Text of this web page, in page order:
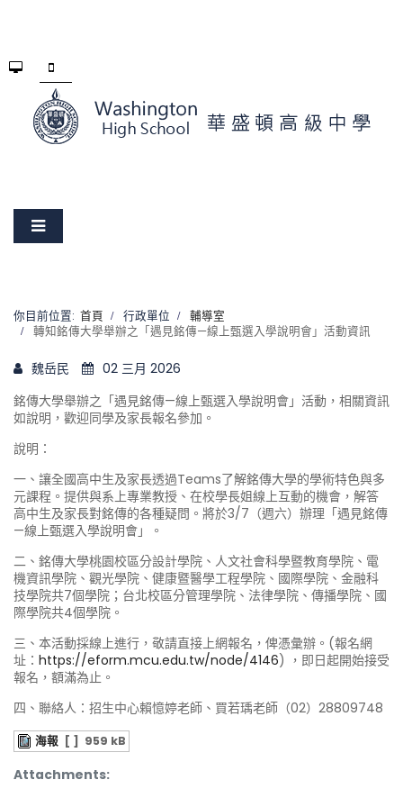
你目前位置: 首頁 行政單位
輔導室
轉知銘傳大學舉辦之「遇見銘傳—線上甄選入學說明會」活動資訊
魏岳民
02 三月 2026
銘傳大學舉辦之「遇見銘傳—線上甄選入學說明會」活動，相關資訊
如說明，歡迎同學及家長報名參加。
說明：
一、讓全國高中生及家長透過Teams了解銘傳大學的學術特色與多
元課程。提供與系上專業教授、在校學長姐線上互動的機會，解答
高中生及家長對銘傳的各種疑問。將於3/7（週六）辦理「遇見銘傳
—線上甄選入學說明會」。
二、銘傳大學桃園校區分設計學院、人文社會科學暨教育學院、電
機資訊學院、觀光學院、健康暨醫學工程學院、國際學院、金融科
技學院共7個學院；台北校區分管理學院、法律學院、傳播學院、國
際學院共4個學院。
三、本活動採線上進行，敬請直接上網報名，俾憑彙辦。(報名網
址： https://eform.mcu.edu.tw/node/4146) ，即日起開始接受
報名，額滿為止。
四、聯絡人：招生中心賴憶婷老師、買若瑀老師（02）28809748
Attachments:
海報 [ ] 959 kB